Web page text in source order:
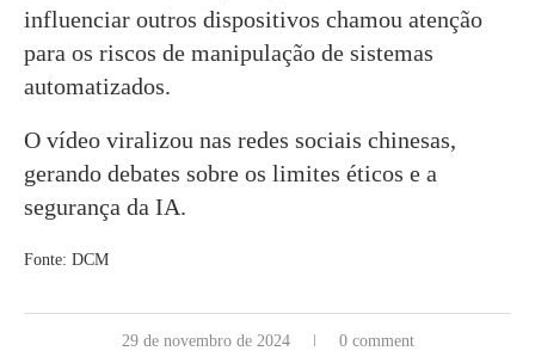
influenciar outros dispositivos chamou atenção
para os riscos de manipulação de sistemas
automatizados.
O vídeo viralizou nas redes sociais chinesas,
gerando debates sobre os limites éticos e a
segurança da IA.
Fonte: DCM
29 de novembro de 2024 0 comment